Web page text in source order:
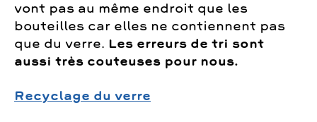
vont pas au même endroit que les
bouteilles car elles ne contiennent pas
que du verre. Les erreurs de tri sont
aussi très couteuses pour nous.
Recyclage du verre